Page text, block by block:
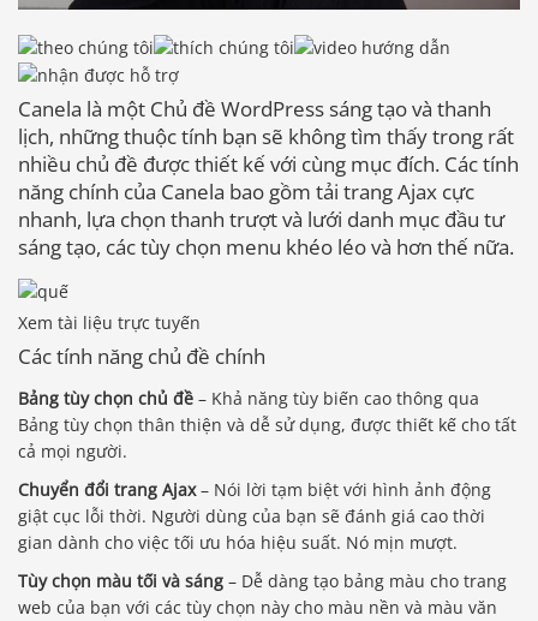
Canela là một Chủ đề WordPress sáng tạo và thanh
lịch, những thuộc tính bạn sẽ không tìm thấy trong rất
nhiều chủ đề được thiết kế với cùng mục đích. Các tính
năng chính của Canela bao gồm tải trang Ajax cực
nhanh, lựa chọn thanh trượt và lưới danh mục đầu tư
sáng tạo, các tùy chọn menu khéo léo và hơn thế nữa.
Xem tài liệu trực tuyến
Các tính năng chủ đề chính
Bảng tùy chọn chủ đề – Khả năng tùy biến cao thông qua
Bảng tùy chọn thân thiện và dễ sử dụng, được thiết kế cho tất
cả mọi người.
Chuyển đổi trang Ajax– Nói lời tạm biệt với hình ảnh động
giật cục lỗi thời. Người dùng của bạn sẽ đánh giá cao thời
gian dành cho việc tối ưu hóa hiệu suất. Nó mịn mượt.
Tùy chọn màu tối và sáng – Dễ dàng tạo bảng màu cho trang
web của bạn với các tùy chọn này cho màu nền và màu văn